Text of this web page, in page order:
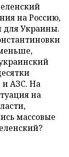
на Россию,
для Украины.
и АЗС. На
на
массовые